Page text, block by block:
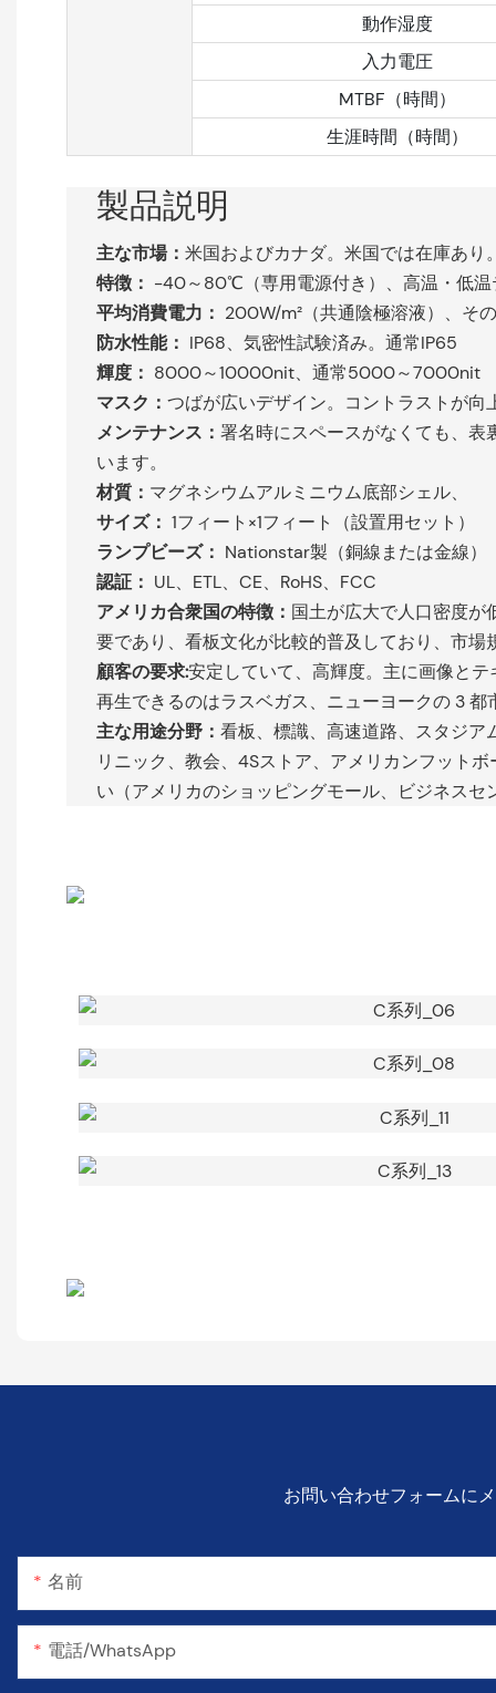
動作湿度
入力電圧
MTBF（時間）
生涯時間（時間）
製品説明
主な市場： 米国およびカナダ。米国では在庫あり
特徴： -40～80℃（専用電源付き）、高温・低温
平均消費電力： 200W/m²（共通陰極溶液）、そ
防水性能： IP68、気密性試験済み。通常IP65
輝度： 8000～10000nit、通常5000～7000nit
マスク： つばが広いデザイン。コントラストが向
メンテナンス： 署名時にスペースがなくても、表
います。
材質： マグネシウムアルミニウム底部シェル、
サイズ： 1フィート×1フィート（設置用セット）
ランプビーズ： Nationstar製（銅線または金線）
認証： UL、ETL、CE、RoHS、FCC
アメリカ合衆国の特徴： 国土が広大で人口密度が
要であり、看板文化が比較的普及しており、市場
顧客の要求:安定していて、高輝度。主に画像と
再生できるのはラスベガス、ニューヨークの 3 都
主な用途分野： 看板、標識、高速道路、スタジア
リニック、教会、4Sストア、アメリカンフット
い（アメリカのショッピングモール、ビジネスセ
お問い合わせフォームに
名前
電話/WhatsApp